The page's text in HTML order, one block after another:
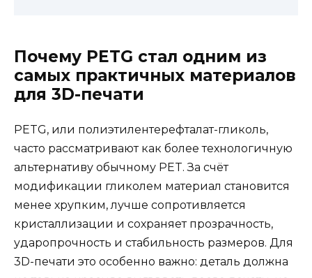
Почему PETG стал одним из
самых практичных материалов
для 3D-печати
PETG, или полиэтилентерефталат-гликоль,
часто рассматривают как более технологичную
альтернативу обычному PET. За счёт
модификации гликолем материал становится
менее хрупким, лучше сопротивляется
кристаллизации и сохраняет прозрачность,
ударопрочность и стабильность размеров. Для
3D-печати это особенно важно: деталь должна